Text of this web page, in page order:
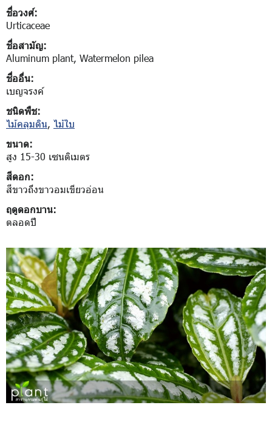
ชื่อวงศ์:
Urticaceae
ชื่อสามัญ:
Aluminum plant, Watermelon pilea
ชื่ออื่น:
เบญจรงค์
ชนิดพืช:
ไม้คลุมดิน, ไม้ใบ
ขนาด:
สูง 15-30 เซนติเมตร
สีดอก:
สีขาวถึงขาวอมเขียวอ่อน
ฤดูดอกบาน:
ตลอดปี